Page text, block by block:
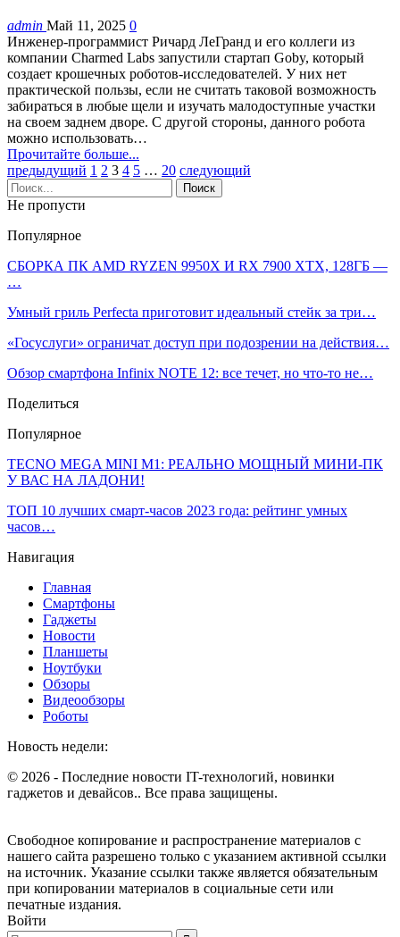
admin Май 11, 2025 0
Инженер-программист Ричард ЛеГранд и его коллеги из
компании Charmed Labs запустили стартап Goby, который
создает крошечных роботов-исследователей. У них нет
практической пользы, если не считать таковой возможность
забираться в любые щели и изучать малодоступные участки
на своем заднем дворе. С другой стороны, данного робота
можно использовать…
Прочитайте больше...
предыдущий 1 2 3 4 5 … 20 следующий
Не пропусти
Популярное
СБОРКА ПК AMD RYZEN 9950X И RX 7900 XTX, 128ГБ —
…
Умный гриль Perfecta приготовит идеальный стейк за три…
«Госуслуги» ограничат доступ при подозрении на действия…
Обзор смартфона Infinix NOTE 12: все течет, но что-то не…
Поделиться
Популярное
TECNO MEGA MINI M1: РЕАЛЬНО МОЩНЫЙ МИНИ-ПК
У ВАС НА ЛАДОНИ!
ТОП 10 лучших смарт-часов 2023 года: рейтинг умных
часов…
Навигация
Главная
Смартфоны
Гаджеты
Новости
Планшеты
Ноутбуки
Обзоры
Видеообзоры
Роботы
Новость недели:
© 2026 - Последние новости IT-технологий, новинки
гаджетов и девайсов.. Все права защищены.
Свободное копирование и распространение материалов с
нашего сайта разрешено только с указанием активной ссылки
на источник. Указание ссылки также является обязательным
при копировании материалов в социальные сети или
печатные издания.
Войти